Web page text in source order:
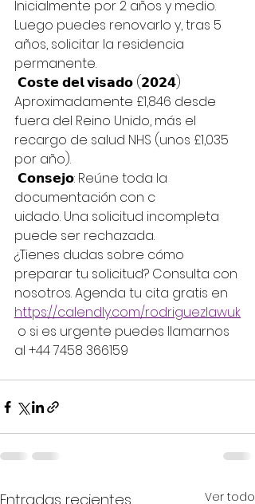
Inicialmente por 2 años y medio.
Luego puedes renovarlo y, tras 5
años, solicitar la residencia
permanente.
𝗖𝗼𝘀𝘁𝗲 𝗱𝗲𝗹 𝘃𝗶𝘀𝗮𝗱𝗼 (𝟮𝟬𝟮𝟰)
Aproximadamente £1,846 desde
fuera del Reino Unido, más el
recargo de salud NHS (unos £1,035
por año).
𝗖𝗼𝗻𝘀𝗲𝗷𝗼: Reúne toda la
documentación con c
uidado. Una solicitud incompleta
puede ser rechazada.
¿Tienes dudas sobre cómo
preparar tu solicitud? Consulta con
nosotros. Agenda tu cita gratis en
https://calendly.com/rodriguezlawuk
o si es urgente puedes llamarnos
al +44 7458 366159
Entradas recientes Ver todo